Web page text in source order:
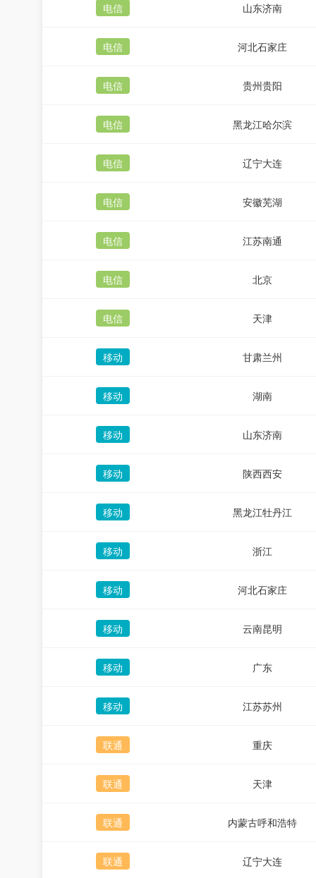
电信 山东济南
电信 河北石家庄
电信 贵州贵阳
电信 黑龙江哈尔滨
电信 辽宁大连
电信 安徽芜湖
电信 江苏南通
电信 北京
电信 天津
移动 甘肃兰州
移动 湖南
移动 山东济南
移动 陕西西安
移动 黑龙江牡丹江
移动 浙江
移动 河北石家庄
移动 云南昆明
移动 广东
移动 江苏苏州
联通 重庆
联通 天津
联通 内蒙古呼和浩特
联通 辽宁大连